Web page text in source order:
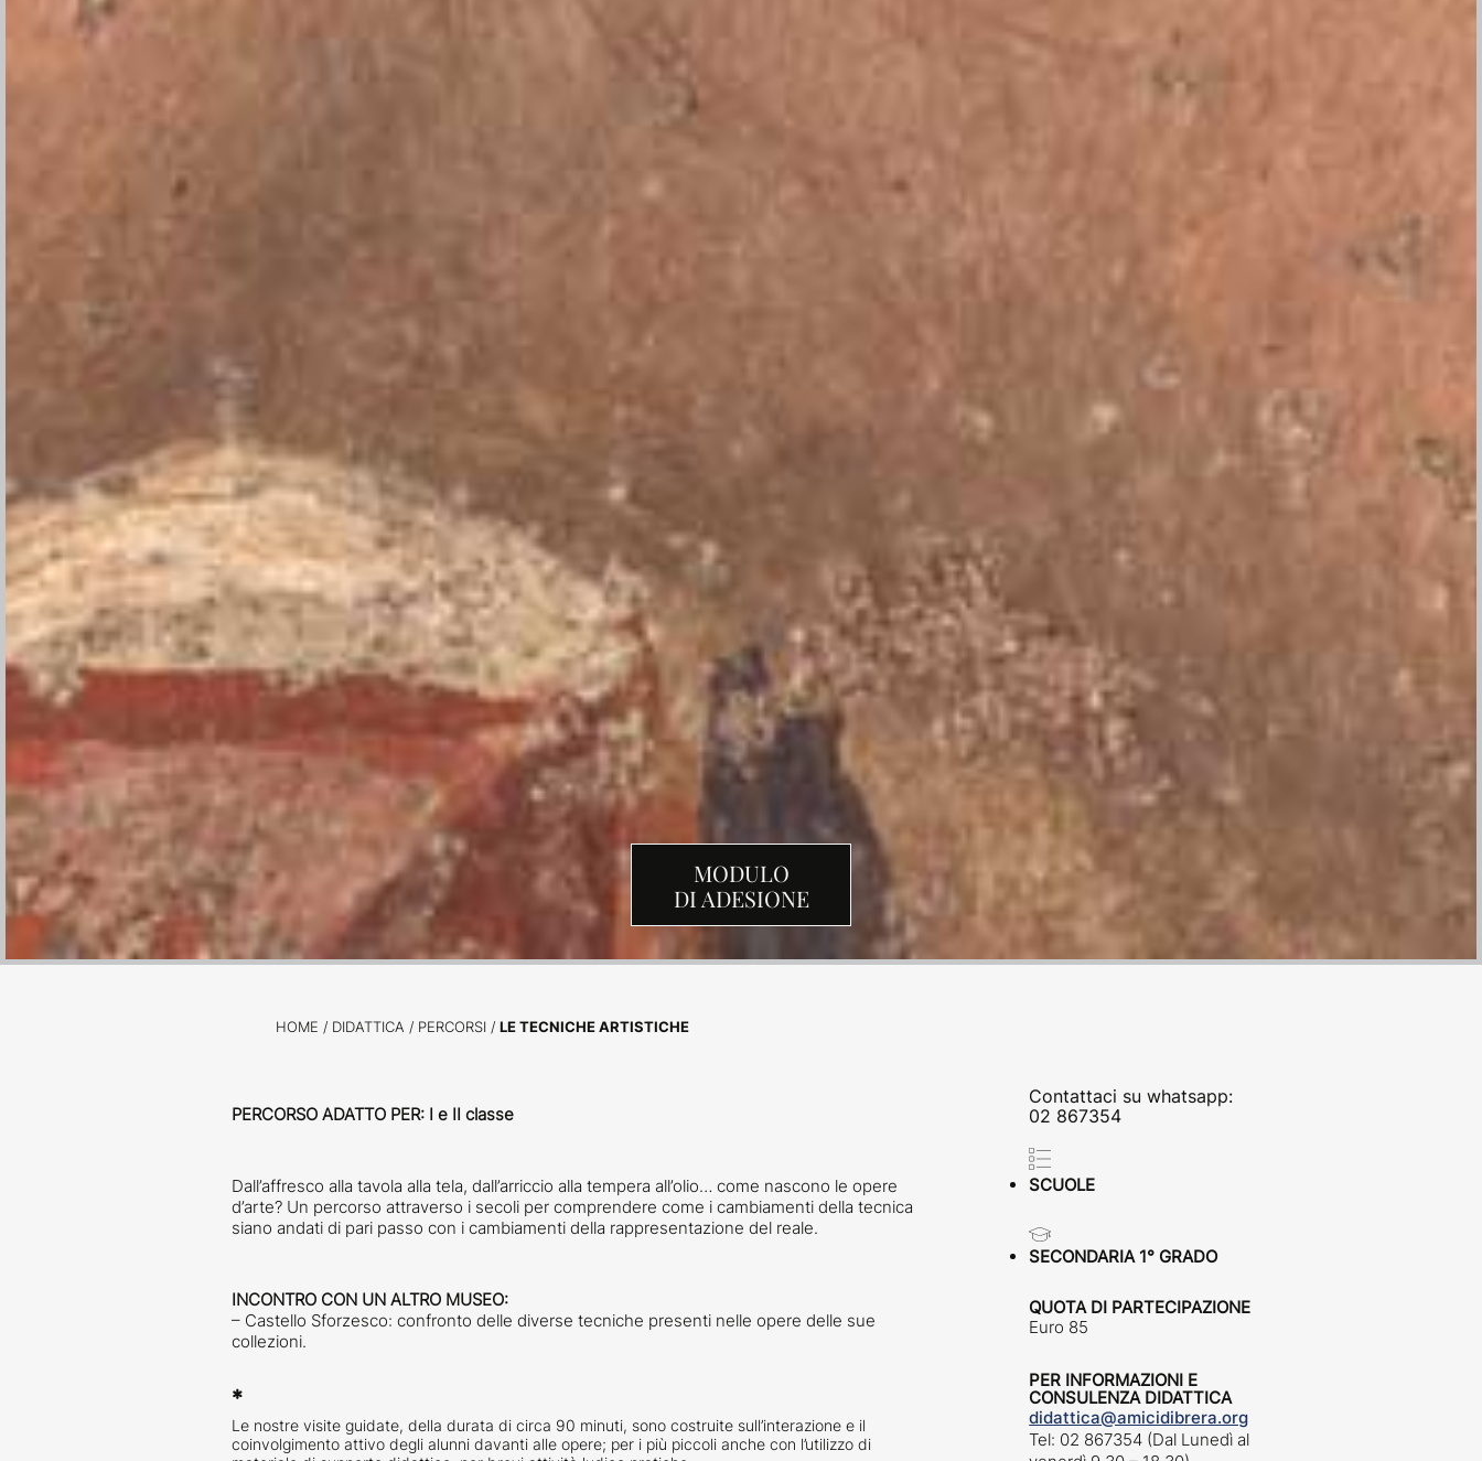
MODULO
DI ADESIONE
HOME / DIDATTICA / PERCORSI / LE TECNICHE ARTISTICHE
PERCORSO ADATTO PER: I e II classe
Dall’affresco alla tavola alla tela, dall’arriccio alla tempera all’olio… come nascono le opere
d’arte? Un percorso attraverso i secoli per comprendere come i cambiamenti della tecnica
siano andati di pari passo con i cambiamenti della rappresentazione del reale.
INCONTRO CON UN ALTRO MUSEO:
– Castello Sforzesco: confronto delle diverse tecniche presenti nelle opere delle sue
collezioni.
*
Le nostre visite guidate, della durata di circa 90 minuti, sono costruite sull’interazione e il
coinvolgimento attivo degli alunni davanti alle opere; per i più piccoli anche con l’utilizzo di
Contattaci su whatsapp:
02 867354
SCUOLE
SECONDARIA 1° GRADO
QUOTA DI PARTECIPAZIONE
Euro 85
PER INFORMAZIONI E
CONSULENZA DIDATTICA
didattica@amicidibrera.org
Tel: 02 867354 (Dal Lunedì al